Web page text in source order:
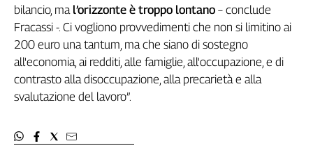
bilancio, ma l’orizzonte è troppo lontano – conclude
Fracassi -. Ci vogliono provvedimenti che non si limitino ai
200 euro una tantum, ma che siano di sostegno
all'economia, ai redditi, alle famiglie, all'occupazione, e di
contrasto alla disoccupazione, alla precarietà e alla
svalutazione del lavoro”.